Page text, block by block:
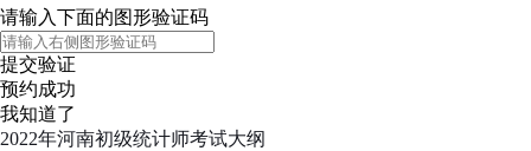
请输入下面的图形验证码
提交验证
预约成功
我知道了
2022年河南初级统计师考试大纲